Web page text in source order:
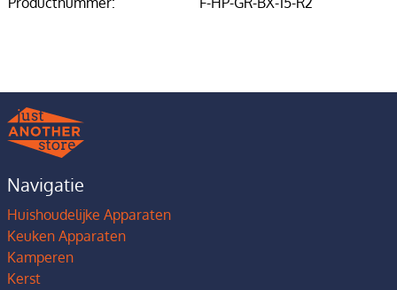
Navigatie
Huishoudelijke Apparaten
Keuken Apparaten
Kamperen
Kerst